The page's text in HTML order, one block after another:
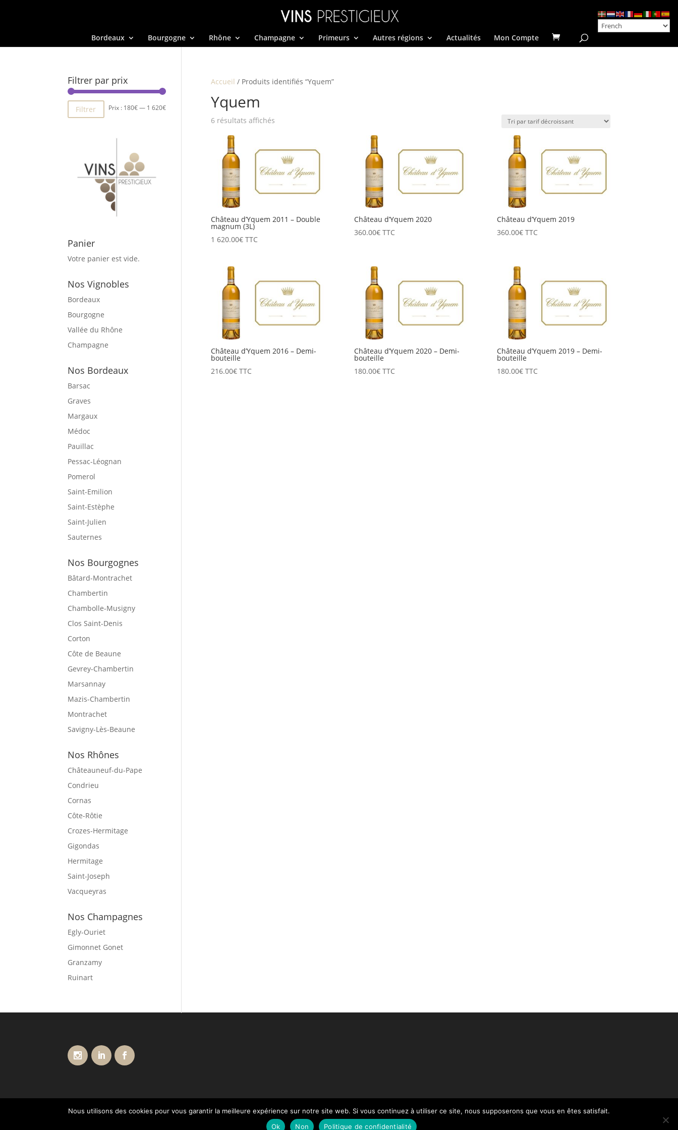
Bordeaux Bourgogne Rhône Champagne Primeurs Autres régions Actualités Mon Compte
Accueil / Produits identifiés “Yquem”
Yquem
6 résultats affichésTrié
décroissant
Château d’Yquem 2011 – Double
magnum (3L)
1 620.00€ TTC
Château d’Yquem 2020
360.00€ TTC
Château d’Yquem 2019
360.00€ TTC
Château d’Yquem 2016 – Demi-
bouteille
216.00€ TTC
Château d’Yquem 2020 – Demi-
bouteille
180.00€ TTC
Château d’Yquem 2019 – Demi-
bouteille
180.00€ TTC
Filtrer par prix
Prix
Prix
Filtrer Prix : 180€— 1 620€
Panier
Votre panier est vide.
Nos Vignobles
Bordeaux
Bourgogne
Vallée du Rhône
Champagne
Nos Bordeaux
Barsac
Graves
Margaux
Médoc
Pauillac
Pessac-Léognan
Pomerol
Saint-Emilion
Saint-Estèphe
Saint-Julien
Sauternes
Nos Bourgognes
Bâtard-Montrachet
Chambertin
Chambolle-Musigny
Clos Saint-Denis
Corton
Côte de Beaune
Gevrey-Chambertin
Marsannay
Mazis-Chambertin
Montrachet
Savigny-Lès-Beaune
Nos Rhônes
Châteauneuf-du-Pape
Condrieu
Cornas
Côte-Rôtie
Crozes-Hermitage
Gigondas
Hermitage
Saint-Joseph
Vacqueyras
Nos Champagnes
Egly-Ouriet
Gimonnet Gonet
Granzamy
Ruinart
Conditions générales de vente Livraisons Paiement Mentions légales Contact Notre Catalogue Politique de confidentialité – RGPD
Nous utilisons des cookies pour vous garantir la meilleure expérience sur notre site web. Si vous continuez à utiliser ce site, nous supposerons que vous en êtes satisfait.
Ok
Non Politique de confidentialité